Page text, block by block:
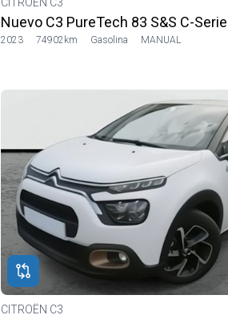
Nuevo C3 PureTech 83 S&S C-Series
2023 74902km Gasolina MANUAL
CITROËN C3